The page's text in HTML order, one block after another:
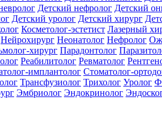
Детский нефролог Детский
Детский уролог Детский хирург
Косметолог-эстетист Лазерный
Нейрохирург Неонатолог Нефролог
хирург Парадонтолог
Реабилитолог Ревматолог
имплантолог Стоматолог-
Трансфузиолог Трихолог Уролог
Эмбриолог Эндокринолог